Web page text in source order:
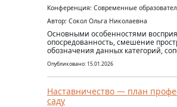
Конференция: Современные
Автор: Сокол Ольга Николаевна
Основными особенностями
опосредованность, смешение
обозначения данных категорий,
Опубликовано: 15.01.2026
Наставничество — план
саду